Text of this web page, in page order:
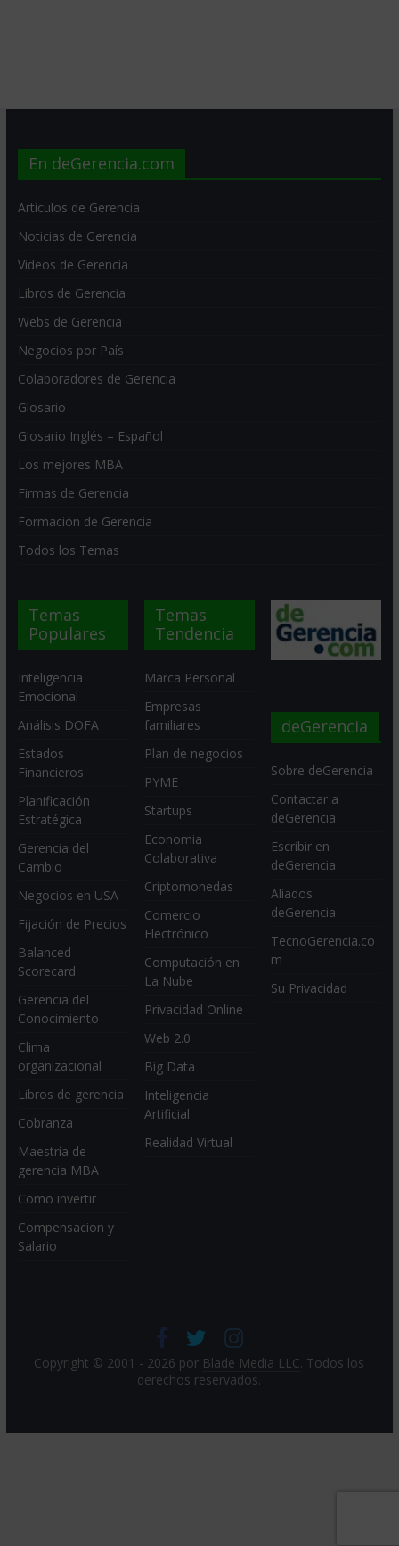
En deGerencia.com
Artículos de Gerencia
Noticias de Gerencia
Videos de Gerencia
Libros de Gerencia
Webs de Gerencia
Negocios por País
Colaboradores de Gerencia
Glosario
Glosario Inglés – Español
Los mejores MBA
Firmas de Gerencia
Formación de Gerencia
Todos los Temas
Temas
Populares
Inteligencia
Emocional
Análisis DOFA
Estados
Financieros
Planificación
Estratégica
Gerencia del
Cambio
Negocios en USA
Fijación de Precios
Balanced
Scorecard
Gerencia del
Conocimiento
Clima
organizacional
Libros de gerencia
Cobranza
Maestría de
gerencia MBA
Como invertir
Compensacion y
Salario
Temas
Tendencia
Marca Personal
Empresas
familiares
Plan de negocios
PYME
Startups
Economia
Colaborativa
Criptomonedas
Comercio
Electrónico
Computación en
La Nube
Privacidad Online
Web 2.0
Big Data
Inteligencia
Artificial
Realidad Virtual
deGerencia
Sobre deGerencia
Contactar a
deGerencia
Escribir en
deGerencia
Aliados
deGerencia
TecnoGerencia.co
m
Su Privacidad
Copyright © 2001 - 2026 por Blade Media LLC. Todos los
derechos reservados.